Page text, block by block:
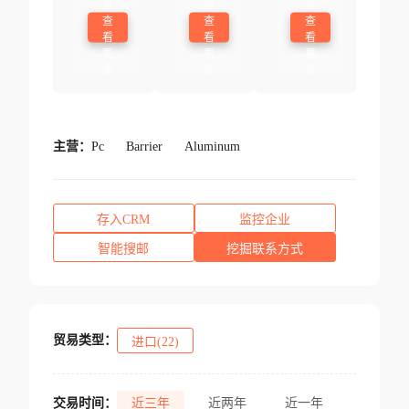
查
看
查
看
查
看
主营： Pc Barrier Aluminum
存入CRM 监控企业
智能搜邮 挖掘联系方式
贸易类型： 进口(22)
交易时间： 近三年 近两年 近一年